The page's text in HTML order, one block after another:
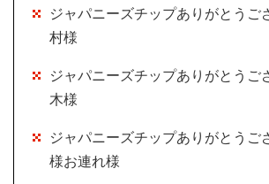
ジャパニーズチップありがとうご
村様
ジャパニーズチップありがとうご
木様
ジャパニーズチップありがとうご
様お連れ様